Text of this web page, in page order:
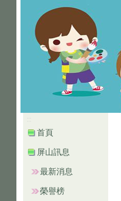
:::
首頁
屏山訊息
最新消息
榮譽榜